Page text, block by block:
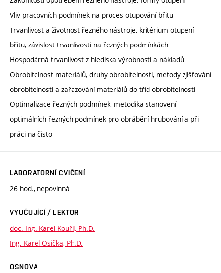
Vliv pracovních podmínek na proces otupování břitu
Trvanlivost a životnost řezného nástroje, kritérium otupení
břitu, závislost trvanlivosti na řezných podmínkách
Hospodárná trvanlivost z hlediska výrobnosti a nákladů
Obrobitelnost materiálů, druhy obrobitelnosti, metody zjišťování
obrobitelnosti a zařazování materiálů do tříd obrobitelnosti
Optimalizace řezných podmínek, metodika stanovení
optimálních řezných podmínek pro obrábění hrubování a při
práci na čisto
LABORATORNÍ CVIČENÍ
26 hod., nepovinná
VYUČUJÍCÍ / LEKTOR
doc. Ing. Karel Kouřil, Ph.D.
Ing. Karel Osička, Ph.D.
OSNOVA